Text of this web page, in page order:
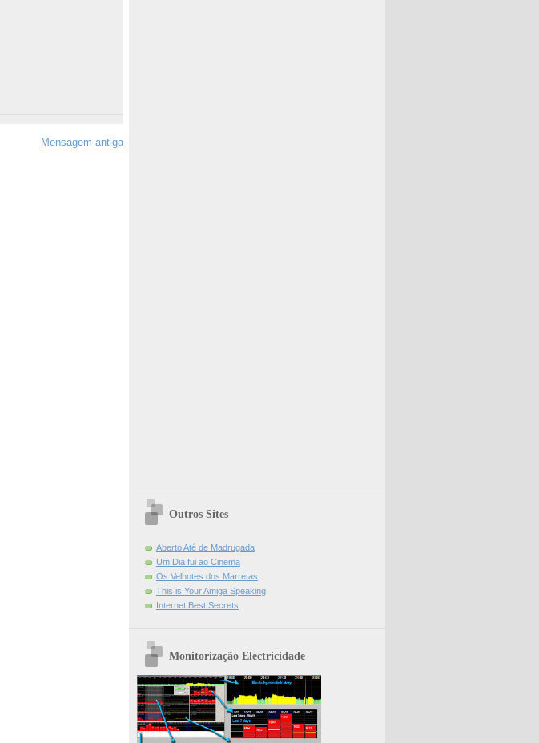
Mensagem antiga
Outros Sites
Aberto Até de Madrugada
Um Dia fui ao Cinema
Os Velhotes dos Marretas
This is Your Amiga Speaking
Internet Best Secrets
Monitorização Electricidade